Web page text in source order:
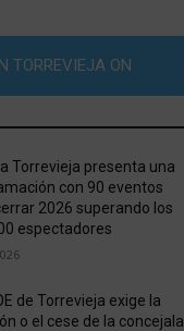
TORREVIEJA ON
Torrevieja presenta una
con 90 eventos
2026 superando los
espectadores
de Torrevieja exige la
o el cese de la concejala